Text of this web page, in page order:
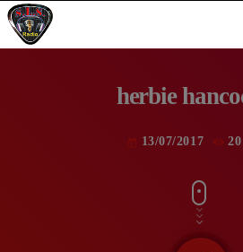
herbie
13/07/2017 20